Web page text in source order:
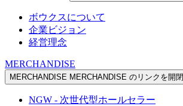
ボウクスについて
企業ビジョン
経営理念
MERCHANDISE
MERCHANDISE MERCHANDISE のリンクを開閉
NGW - 次世代型ホールセラー